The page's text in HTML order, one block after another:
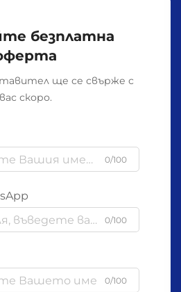
безплатна
ще се свърже с
вас скоро.
0/100
0/100
0/100